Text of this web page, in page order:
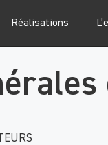
Réalisations